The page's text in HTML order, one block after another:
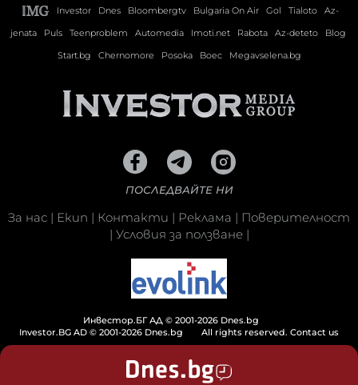
Investor Dnes Bloombergtv Bulgaria On Air Gol Tialoto
Az-
jenata
Puls Teenproblem Automedia Imoti.net Rabota Az-deteto
Blog
Start.bg
Chernomore Posoka Boec Megavselena.bg
ПОСЛЕДВАЙТЕ НИ
За нас | Екип | Контакти | Реклама | Поверителност
| Условия за ползване|
Инвестор.БГ АД © 2001-2026 Dnes.bg
Investor.BG AD © 2001-2026 Dnes.bg
All rights reserved. Contact us